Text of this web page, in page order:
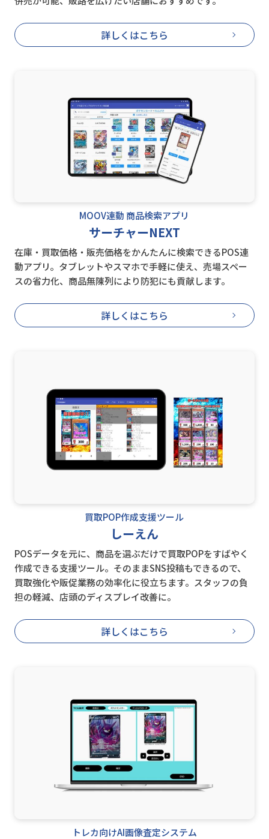
詳しくはこちら
MOOV連動 商品検索アプリ
サーチャーNEXT
在庫・買取価格・販売価格をかんたんに検索できるPOS連
動アプリ。タブレットやスマホで手軽に使え、売場スペー
スの省力化、商品無陳列により防犯にも貢献します。
詳しくはこちら
買取POP作成支援ツール
しーえん
POSデータを元に、商品を選ぶだけで買取POPをすばやく
作成できる支援ツール。そのままSNS投稿もできるので、
買取強化や販促業務の効率化に役立ちます。スタッフの負
担の軽減、店頭のディスプレイ改善に。
詳しくはこちら
トレカ向けAI画像査定システム